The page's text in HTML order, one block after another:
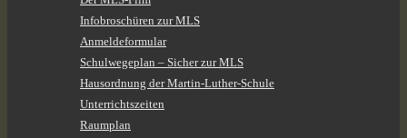
Infobroschüren zur MLS
Anmeldeformular
Schulwegeplan – Sicher zur MLS
Hausordnung der Martin-Luther-Schule
Unterrichtszeiten
Raumplan